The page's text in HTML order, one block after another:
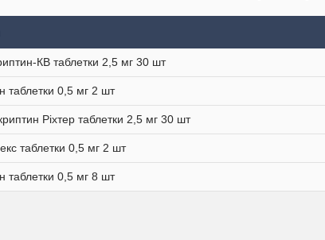
КВ таблетки 2,5 мг 30 шт
таблетки 0,5 мг 2 шт
Ріхтер таблетки 2,5 мг 30 шт
таблетки 0,5 мг 2 шт
таблетки 0,5 мг 8 шт